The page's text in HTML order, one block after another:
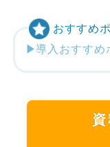
おすすめ
導入おすすめ